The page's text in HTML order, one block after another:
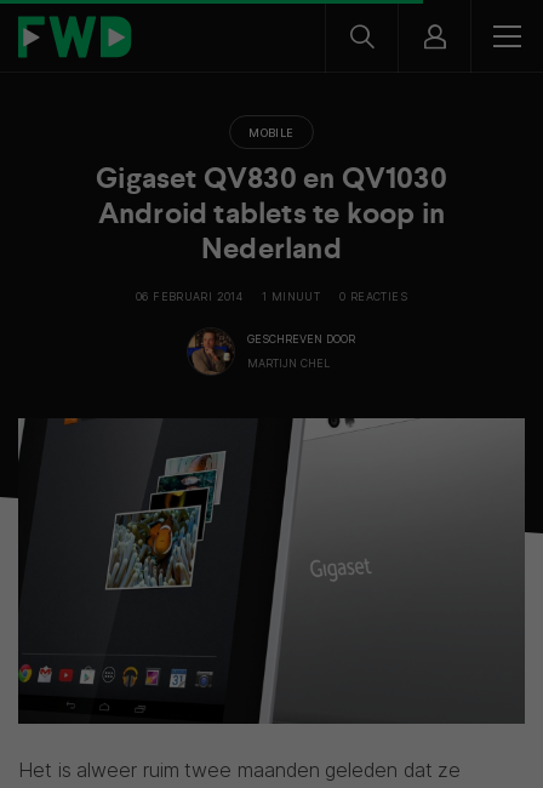
MOBILE
Gigaset QV830 en QV1030
Android tablets te koop in
Nederland
06 FEBRUARI 2014 1 MINUUT 0 REACTIES
GESCHREVEN DOOR
MARTIJN CHEL
Het is alweer ruim twee maanden geleden dat ze